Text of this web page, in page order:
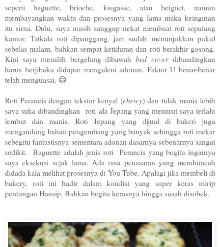
seperti baguette, brioche, fougasse, atau beignet, namun
membayangkan waktu dan prosesnya yang lama maka keinginan
itu sirna. Dulu, saya masih sanggup nekat membuat roti sepulang
kantor. Tatkala roti dipanggang, jam sudah menunjukkan pukul
sebelas malam, bahkan sempat ketiduran dan roti berakhir gosong.
Kini saya memilih bergelung dibawahbed coverdibandingkan
harus berjibaku didapur menguleni adonan. Faktor U benar-benar
telah menguasai. 😄
Roti Perancis dengan tekstur kenyal (chewy) dan tidak manis lebih
saya suka dibandingkan roti ala Jepang yang menurut saya terlalu
lembut dan manis. Roti Jepang yang dijual di bakeri juga
mengandung bahan pengembang yang banyak sehingga roti mekar
sebegitu fantastisnya sementara adonan dasarnya sebenarnya sangat
sedikit. Baguette adalah jenis roti Perancis yang begitu inginnya
saya eksekusi sejak lama. Ada rasa penasaran yang membuncah
didada kala melihat prosesnya di You Tube. Apalagi jika membeli di
bakery, roti ini hadir dalam kondisi yang super keras mirip
pentungan Hansip. Bahkan begitu kerasnya hingga susah disobek.